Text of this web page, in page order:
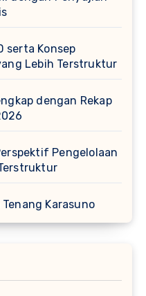
serta Konsep
Lebih Terstruktur
dengan Rekap
Pengelolaan
Karasuno